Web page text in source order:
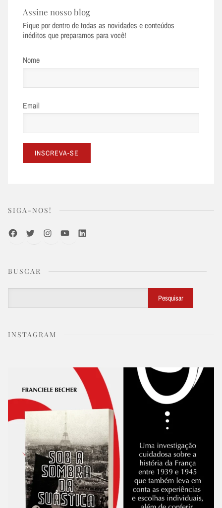
Assine nosso blog
Fique por dentro de todas as novidades e conteúdos
inéditos que preparamos para você!
Nome
Email
SIGA-NOS!
FacebookTwitterInstagramYoutubeLinkedIn
BUSCAR
Pesquisar
INSTAGRAM